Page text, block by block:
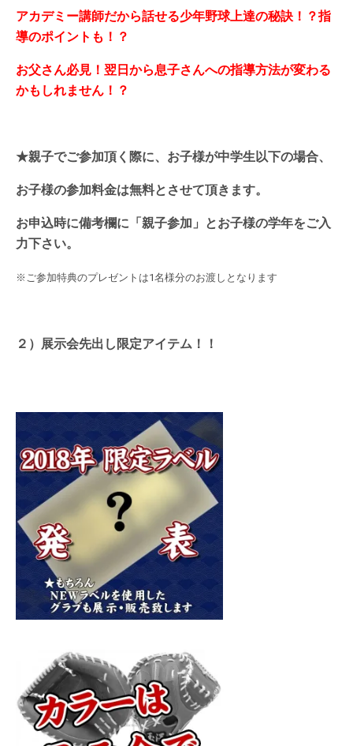
アカデミー講師だから話せる少年野球上達の秘訣！？指
導のポイントも！？
お父さん必見！翌日から息子さんへの指導方法が変わる
かもしれません！？
★親子でご参加頂く際に、お子様が中学生以下の場合、
お子様の参加料金は無料とさせて頂きます。
お申込時に備考欄に「親子参加」とお子様の学年をご入
力下さい。
※ご参加特典のプレゼントは1名様分のお渡しとなります
２）展示会先出し限定アイテム！！